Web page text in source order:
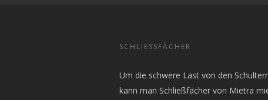
SCHLIESSFÄCHER
Um die schwere Last von den
kann man Schließfächer von Mietra